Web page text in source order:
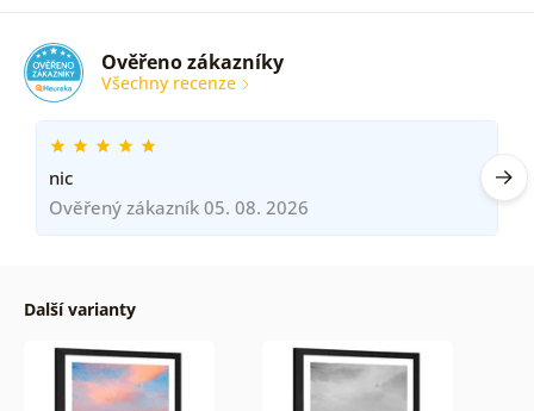
Ověřeno zákazníky
Všechny recenze
nic
Ověřený zákazník 05. 08. 2026
Další varianty